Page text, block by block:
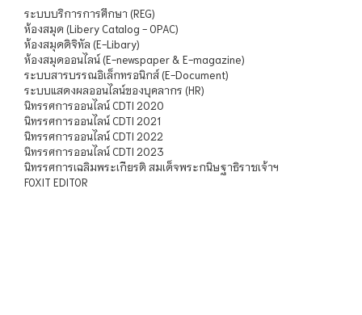
ระบบบริการการศึกษา (REG)
ห้องสมุด (Libery Catalog - OPAC)
ห้องสมุดดิจิทัล (E-Libary)
ห้องสมุดออนไลน์ (E-newspaper & E-magazine)
ระบบสารบรรณอิเล็กทรอนิกส์ (E-Document)
ระบบแสดงผลออนไลน์ของบุคลากร (HR)
นิทรรศการออนไลน์ CDTI 2020
นิทรรศการออนไลน์ CDTI 2021
นิทรรศการออนไลน์ CDTI 2022
นิทรรศการออนไลน์ CDTI 2023
นิทรรศการเฉลิมพระเกียรติ สมเด็จพระกนิษฐาธิราชเจ้าฯ
FOXIT EDITOR